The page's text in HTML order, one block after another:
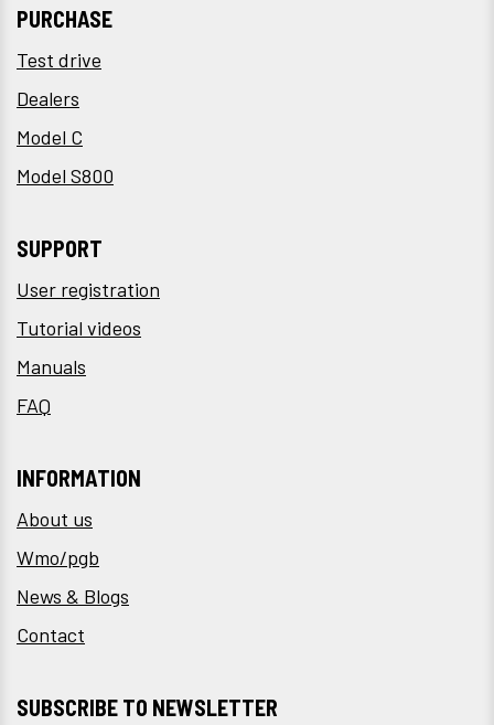
PURCHASE
Test drive
Dealers
Model C
Model S800
SUPPORT
User registration
Tutorial videos
Manuals
FAQ
INFORMATION
About us
Wmo/pgb
News & Blogs
Contact
SUBSCRIBE TO NEWSLETTER